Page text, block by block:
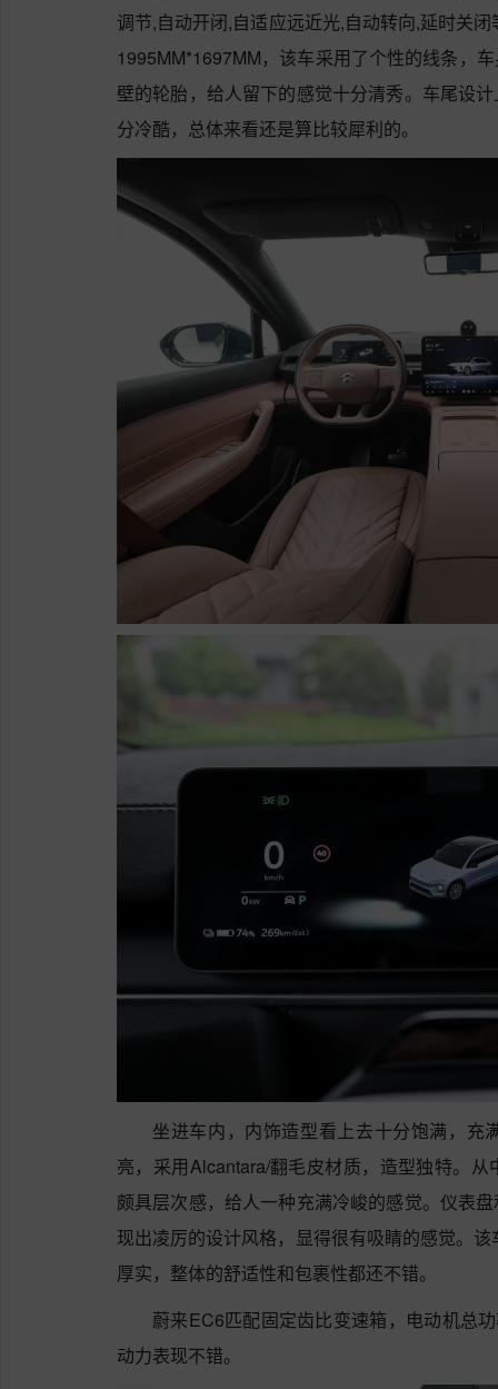
调节,自动开闭,自适应远近光,自动转向,延时关
1995MM*1697MM，该车采用了个性的线条，
壁的轮胎，给人留下的感觉十分清秀。车尾设
分冷酷，总体来看还是算比较犀利的。
坐进车内，内饰造型看上去十分饱满，充
亮，采用Alcantara/翻毛皮材质，造型独特。
颇具层次感，给人一种充满冷峻的感觉。仪表
现出凌厉的设计风格，显得很有吸睛的感觉。
厚实，整体的舒适性和包裹性都还不错。
蔚来EC6匹配固定齿比变速箱，电动机总
动力表现不错。